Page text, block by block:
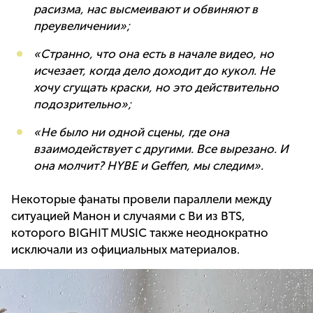
расизма, нас высмеивают и обвиняют в
преувеличении»;
«Странно, что она есть в начале видео, но
исчезает, когда дело доходит до кукол. Не
хочу сгущать краски, но это действительно
подозрительно»;
«Не было ни одной сцены, где она
взаимодействует с другими. Все вырезано. И
она молчит? HYBE и Geffen, мы следим».
Некоторые фанаты провели параллели между
ситуацией Манон и случаями с Ви из BTS,
которого BIGHIT MUSIC также неоднократно
исключали из официальных материалов.